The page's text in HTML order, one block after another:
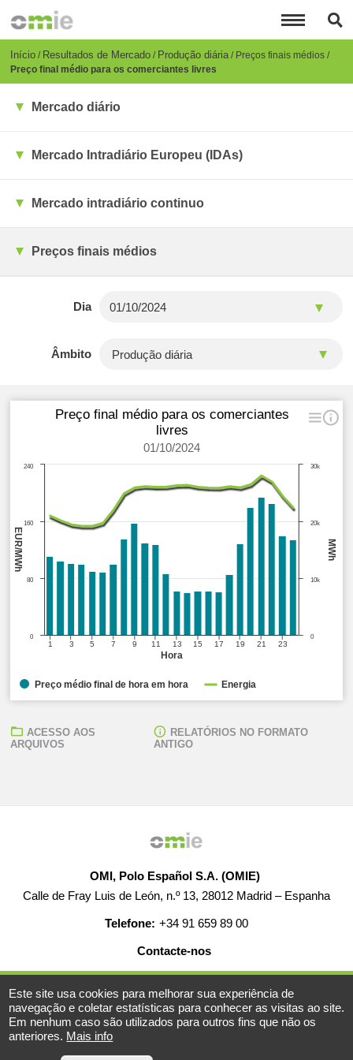
para
conteúdo
principal
Breadcrumb
Início Resultados de Mercado Produção diária Preços finais médios
Preço final médio para os comerciantes livres
Mercado diário
Mercado Intradiário Europeu (IDAs)
Mercado intradiário continuo
Preços finais médios
Dia
Âmbito
Hora
MWh
EUR/MWh
Preço final médio para os comerciantes
livres
01/10/2024
1 3 5 7 9 11 13 15 17 19 21 23
0
10k
20k
30k
0
80
160
240
Preço médio final de hora em hora Energia
ACESSO AOS
ARQUIVOS
RELATÓRIOS NO FORMATO
ANTIGO
OMI, Polo Español S.A. (OMIE)
Calle de Fray Luis de León, n.º 13, 28012 Madrid – Espanha
Telefone: +34 91 659 89 00
Contacte-nos
© 2019-2026 - Todos os direitos reservados
AJUDA EMPREGO MAPA WEB AVISO LEGAL
Este site usa cookies para melhorar sua experiência de
navegação e coletar estatísticas para conhecer as visitas ao site.
Em nenhum caso são utilizados para outros fins que não os
anteriores. Mais info